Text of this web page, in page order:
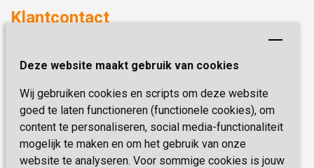
Deze website maakt gebruik van cookies
Wij gebruiken cookies en scripts om deze website
goed te laten functioneren (functionele cookies), om
content te personaliseren, social media-functionaliteit
mogelijk te maken en om het gebruik van onze
website te analyseren. Voor sommige cookies is jouw
Onze specialiteiten
Duurzaamheid
Kwaliteit & Klantbeleving
Missie & Visie
Vastgoed
Innovatie
Klantcontact
6419 PB Heerlen
Telefoon:0900 777 4 777
E-mail:zorgbemiddeling@sevagram.nl
Schrijf je nu in!